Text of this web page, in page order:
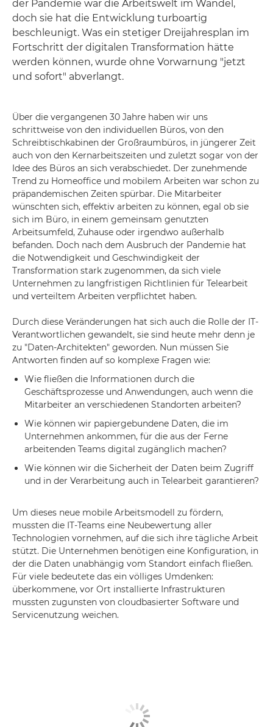
der Pandemie war die Arbeitswelt im Wandel,
doch sie hat die Entwicklung turboartig
beschleunigt. Was ein stetiger Dreijahresplan im
Fortschritt der digitalen Transformation hätte
werden können, wurde ohne Vorwarnung "jetzt
und sofort" abverlangt.
Über die vergangenen 30 Jahre haben wir uns
schrittweise von den individuellen Büros, von den
Schreibtischkabinen der Großraumbüros, in jüngerer Zeit
auch von den Kernarbeitszeiten und zuletzt sogar von der
Idee des Büros an sich verabschiedet. Der zunehmende
Trend zu Homeoffice und mobilem Arbeiten war schon zu
präpandemischen Zeiten spürbar. Die Mitarbeiter
wünschten sich, effektiv arbeiten zu können, egal ob sie
sich im Büro, in einem gemeinsam genutzten
Arbeitsumfeld, Zuhause oder irgendwo außerhalb
befanden. Doch nach dem Ausbruch der Pandemie hat
die Notwendigkeit und Geschwindigkeit der
Transformation stark zugenommen, da sich viele
Unternehmen zu langfristigen Richtlinien für Telearbeit
und verteiltem Arbeiten verpflichtet haben.
Durch diese Veränderungen hat sich auch die Rolle der IT-
Verantwortlichen gewandelt, sie sind heute mehr denn je
zu "Daten-Architekten" geworden. Nun müssen Sie
Antworten finden auf so komplexe Fragen wie:
Wie fließen die Informationen durch die
Geschäftsprozesse und Anwendungen, auch wenn die
Mitarbeiter an verschiedenen Standorten arbeiten?
Wie können wir papiergebundene Daten, die im
Unternehmen ankommen, für die aus der Ferne
arbeitenden Teams digital zugänglich machen?
Wie können wir die Sicherheit der Daten beim Zugriff
und in der Verarbeitung auch in Telearbeit garantieren?
Um dieses neue mobile Arbeitsmodell zu fördern,
mussten die IT-Teams eine Neubewertung aller
Technologien vornehmen, auf die sich ihre tägliche Arbeit
stützt. Die Unternehmen benötigen eine Konfiguration, in
der die Daten unabhängig vom Standort einfach fließen.
Für viele bedeutete das ein völliges Umdenken:
überkommene, vor Ort installierte Infrastrukturen
mussten zugunsten von cloudbasierter Software und
Servicenutzung weichen.